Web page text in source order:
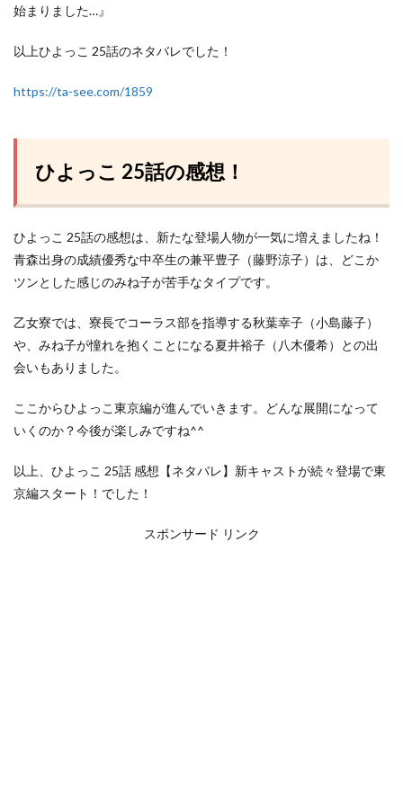
始まりました…』
以上ひよっこ 25話のネタバレでした！
https://ta-see.com/1859
ひよっこ 25話の感想！
ひよっこ 25話の感想は、新たな登場人物が一気に増えましたね！
青森出身の成績優秀な中卒生の兼平豊子（藤野涼子）は、どこか
ツンとした感じのみね子が苦手なタイプです。
乙女寮では、寮長でコーラス部を指導する秋葉幸子（小島藤子）
や、みね子が憧れを抱くことになる夏井裕子（八木優希）との出
会いもありました。
ここからひよっこ東京編が進んでいきます。どんな展開になって
いくのか？今後が楽しみですね^^
以上、ひよっこ 25話 感想【ネタバレ】新キャストが続々登場で東
京編スタート！でした！
スポンサード リンク